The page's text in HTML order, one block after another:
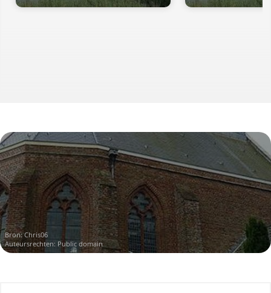
Bron:Chris06
Auteursrechten: Public domain